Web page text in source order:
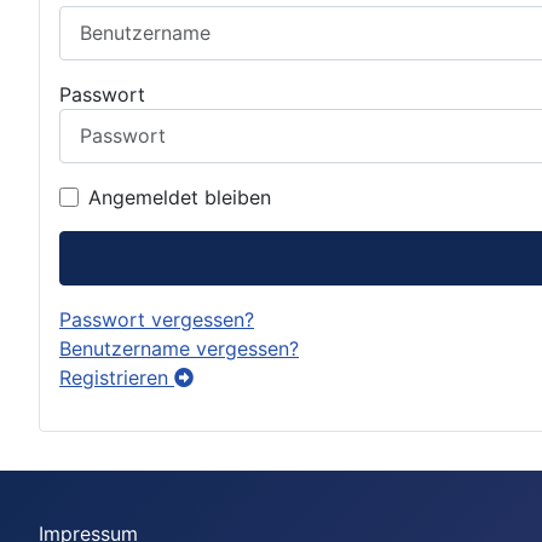
Passwort
Angemeldet bleiben
Passwort vergessen?
Benutzername vergessen?
Registrieren
Impressum